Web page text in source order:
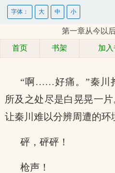
字体： 大 中 小
第一章从今以
首页 书架 加
“啊……好痛。”秦川
所及之处尽是白晃晃一
让秦川难以分辨周遭的环
砰，砰砰！
枪声！